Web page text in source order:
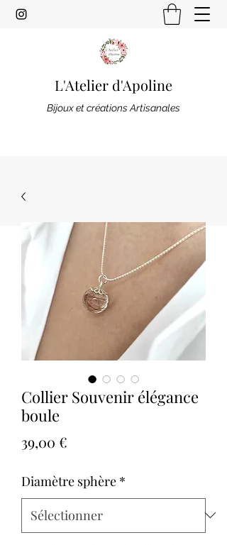
L'Atelier d'Apoline
Bijoux et créations Artisanales
Collier Souvenir élégance
boule
39,00 €
Diamètre sphère *